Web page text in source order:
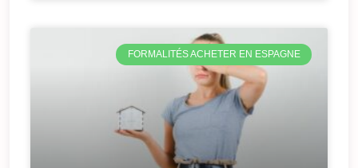
FORMALITÉS ACHETER EN ESPAGNE